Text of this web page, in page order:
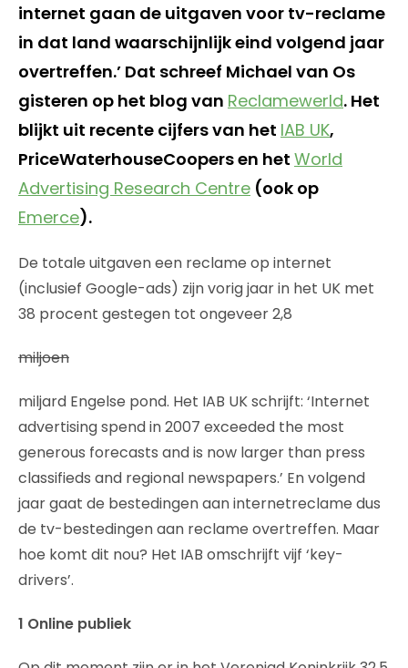
internet gaan de uitgaven voor tv-reclame
in dat land waarschijnlijk eind volgend jaar
overtreffen.’ Dat schreef Michael van Os
gisteren op het blog van Reclamewerld. Het
blijkt uit recente cijfers van het IAB UK,
PriceWaterhouseCoopers en het World
Advertising Research Centre (ook op
Emerce).
De totale uitgaven een reclame op internet
(inclusief Google-ads) zijn vorig jaar in het UK met
38 procent gestegen tot ongeveer 2,8
miljoen
miljard Engelse pond. Het IAB UK schrijft: ‘Internet
advertising spend in 2007 exceeded the most
generous forecasts and is now larger than press
classifieds and regional newspapers.’ En volgend
jaar gaat de bestedingen aan internetreclame dus
de tv-bestedingen aan reclame overtreffen. Maar
hoe komt dit nou? Het IAB omschrijft vijf ‘key-
drivers’.
1 Online publiek